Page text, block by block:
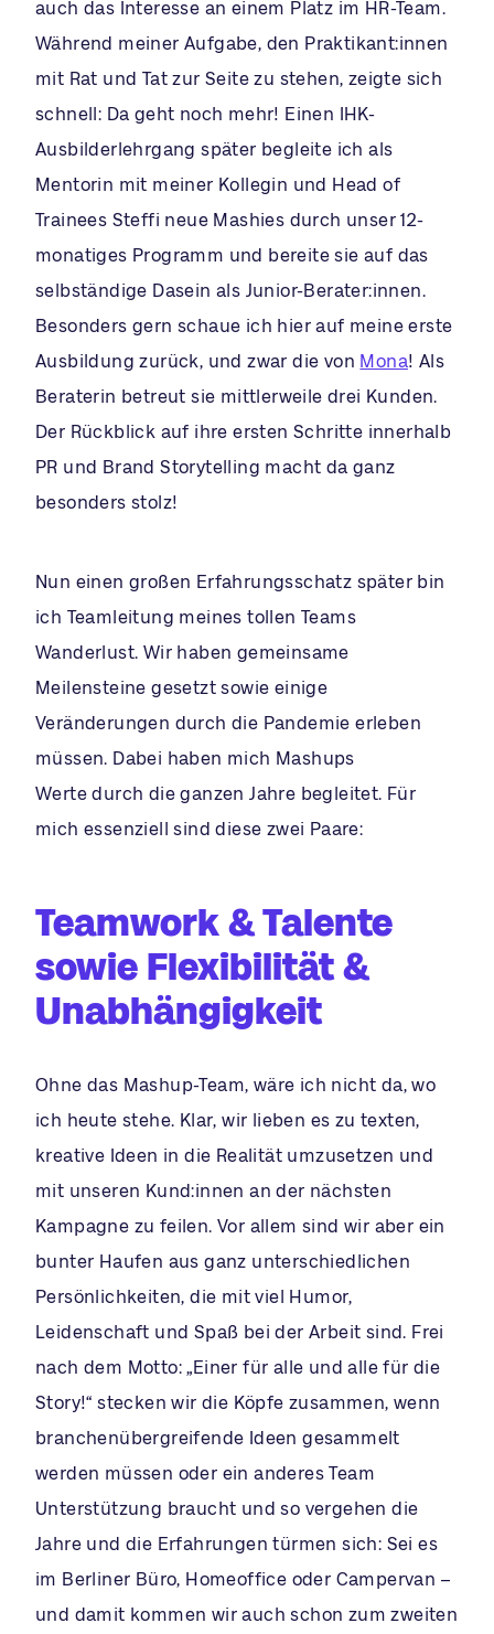
auch das Interesse an einem Platz im HR-Team.
Während meiner Aufgabe, den Praktikant:innen
mit Rat und Tat zur Seite zu stehen, zeigte sich
schnell: Da geht noch mehr! Einen IHK-
Ausbilderlehrgang später begleite ich als
Mentorin mit meiner Kollegin und Head of
Trainees Steffi neue Mashies durch unser 12-
monatiges Programm und bereite sie auf das
selbständige Dasein als Junior-Berater:innen.
Besonders gern schaue ich hier auf meine erste
Ausbildung zurück, und zwar die von Mona! Als
Beraterin betreut sie mittlerweile drei Kunden.
Der Rückblick auf ihre ersten Schritte innerhalb
PR und Brand Storytelling macht da ganz
besonders stolz!
Nun einen großen Erfahrungsschatz später bin
ich Teamleitung meines tollen Teams
Wanderlust. Wir haben gemeinsame
Meilensteine gesetzt sowie einige
Veränderungen durch die Pandemie erleben
müssen. Dabei haben mich Mashups
Werte durch die ganzen Jahre begleitet. Für
mich essenziell sind diese zwei Paare:
Teamwork & Talente
sowie Flexibilität &
Unabhängigkeit
Ohne das Mashup-Team, wäre ich nicht da, wo
ich heute stehe. Klar, wir lieben es zu texten,
kreative Ideen in die Realität umzusetzen und
mit unseren Kund:innen an der nächsten
Kampagne zu feilen. Vor allem sind wir aber ein
bunter Haufen aus ganz unterschiedlichen
Persönlichkeiten, die mit viel Humor,
Leidenschaft und Spaß bei der Arbeit sind. Frei
nach dem Motto: „Einer für alle und alle für die
Story!“ stecken wir die Köpfe zusammen, wenn
branchenübergreifende Ideen gesammelt
werden müssen oder ein anderes Team
Unterstützung braucht und so vergehen die
Jahre und die Erfahrungen türmen sich: Sei es
im Berliner Büro, Homeoffice oder Campervan –
und damit kommen wir auch schon zum zweiten